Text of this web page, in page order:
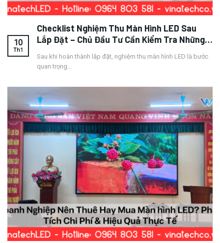
Checklist Nghiệm Thu Màn Hình LED Sau
Lắp Đặt – Chủ Đầu Tư Cần Kiểm Tra Những
Sau khi hoàn thành lắp đặt, nghiệm thu màn hình LED là bước
quan trọng...
10
Th1